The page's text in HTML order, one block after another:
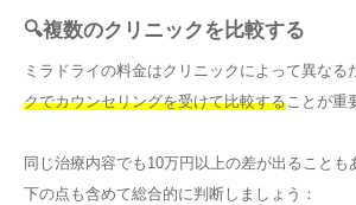
🔍複数のクリニックを比較する
ミラドライの料金はクリニックによって異なる
クでカウンセリングを受けて比較することが重
同じ治療内容でも10万円以上の差が出ることも
下の点も含めて総合的に判断しましょう：